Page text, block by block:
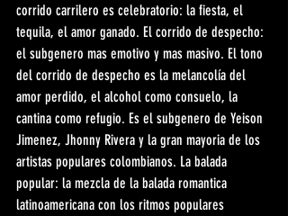
corrido carrilero es celebratorio: la fiesta, el
tequila, el amor ganado. El corrido de despecho:
el subgenero mas emotivo y mas masivo. El tono
del corrido de despecho es la melancolía del
amor perdido, el alcohol como consuelo, la
cantina como refugio. Es el subgenero de Yeison
Jimenez, Jhonny Rivera y la gran mayoria de los
artistas populares colombianos. La balada
popular: la mezcla de la balada romantica
latinoamericana con los ritmos populares